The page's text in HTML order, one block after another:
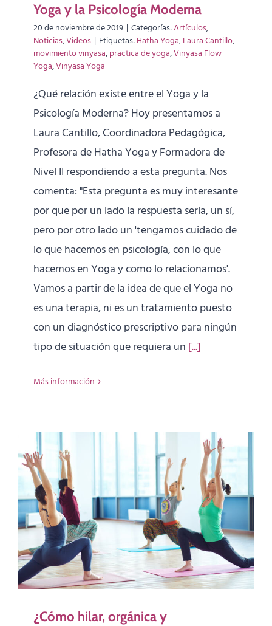
Yoga y la Psicología Moderna
20 de noviembre de 2019 | Categorías:Artículos,
Noticias,Videos | Etiquetas:Hatha Yoga,Laura Cantillo,
movimiento vinyasa,practica de yoga,Vinyasa Flow
Yoga,Vinyasa Yoga
¿Qué relación existe entre el Yoga y la
Psicología Moderna? Hoy presentamos a
Laura Cantillo, Coordinadora Pedagógica,
Profesora de Hatha Yoga y Formadora de
Nivel II respondiendo a esta pregunta. Nos
comenta: "Esta pregunta es muy interesante
por que por un lado la respuesta sería, un sí,
pero por otro lado un 'tengamos cuidado de
lo que hacemos en psicología, con lo que
hacemos en Yoga y como lo relacionamos'.
Vamos a partir de la idea de que el Yoga no
es una terapia, ni es un tratamiento puesto
con un diagnóstico prescriptivo para ningún
tipo de situación que requiera un [...]
Más información
¿Cómo hilar, orgánica y